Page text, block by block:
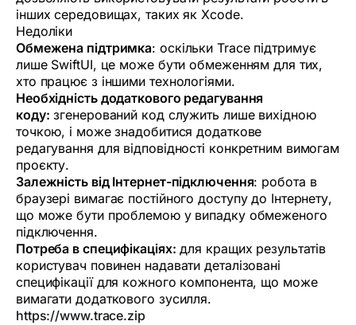
інших середовищах, таких як Xcode.
Недоліки
Обмежена підтримка: оскільки Trace підтримує
лише SwiftUI, це може бути обмеженням для тих,
хто працює з іншими технологіями.
Необхідність додаткового редагування
коду: згенерований код служить лише вихідною
точкою, і може знадобитися додаткове
редагування для відповідності конкретним вимогам
проєкту.
Залежність від Інтернет-підключення: робота в
браузері вимагає постійного доступу до Інтернету,
що може бути проблемою у випадку обмеженого
підключення.
Потреба в специфікаціях: для кращих результатів
користувач повинен надавати деталізовані
специфікації для кожного компонента, що може
вимагати додаткового зусилля.
https://www.trace.zip